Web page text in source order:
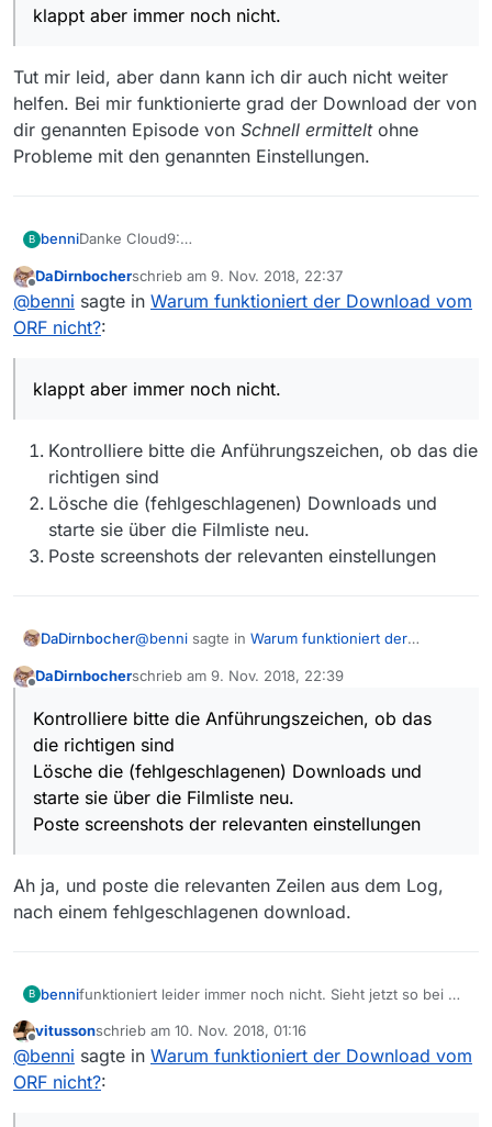
klappt aber immer noch nicht.
Tut mir leid, aber dann kann ich dir auch nicht weiter
helfen. Bei mir funktionierte grad der Download der von
dir genannten Episode von Schnell ermitteltohne
Probleme mit den genannten Einstellungen.
B benniDanke Cloud9:
-user_agent “Mozilla" -i %f -c copy -bsf:a aac_adtstoac
“**”
klappt aber immer noch nicht.
Offline
DaDirnbocherschrieb am 9. Nov. 2018, 22:37
zuletzt editiert von
@benni sagte in Warum funktioniert der Download vom
ORF nicht?:
klappt aber immer noch nicht.
Kontrolliere bitte die Anführungszeichen, ob das die
richtigen sind
Lösche die (fehlgeschlagenen) Downloads und
starte sie über die Filmliste neu.
Poste screenshots der relevanten einstellungen
DaDirnbocher@benni sagte in Warum funktioniert der
Kontrolliere bitte die Anführungszeichen,
ob das die richtigen sind
Lösche die (fehlgeschlagenen) Downloads
und starte sie über die Filmliste neu.
Poste screenshots der relevanten
DaDirnbocherschrieb am 9. Nov. 2018, 22:39
zuletzt editiert von
Kontrolliere bitte die Anführungszeichen, ob das
die richtigen sind
Lösche die (fehlgeschlagenen) Downloads und
starte sie über die Filmliste neu.
Poste screenshots der relevanten einstellungen
Ah ja, und poste die relevanten Zeilen aus dem Log,
nach einem fehlgeschlagenen download.
B bennifunktioniert leider immer noch nicht. Sieht jetzt so bei mir
Offline
vitussonschrieb am 10. Nov. 2018, 01:16
zuletzt editiert von
@benni sagte in Warum funktioniert der Download vom
ORF nicht?: